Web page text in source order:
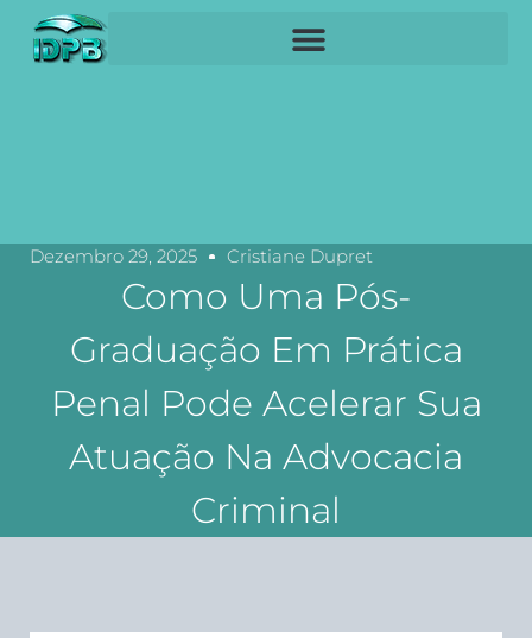
Dezembro 29, 2025 Cristiane Dupret
Como Uma Pós-
Graduação Em Prática
Penal Pode Acelerar Sua
Atuação Na Advocacia
Criminal